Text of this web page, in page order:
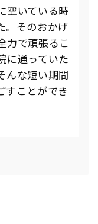
空いている時
。そのおかげ
力で頑張るこ
に通っていた
んな短い期間
すことができ